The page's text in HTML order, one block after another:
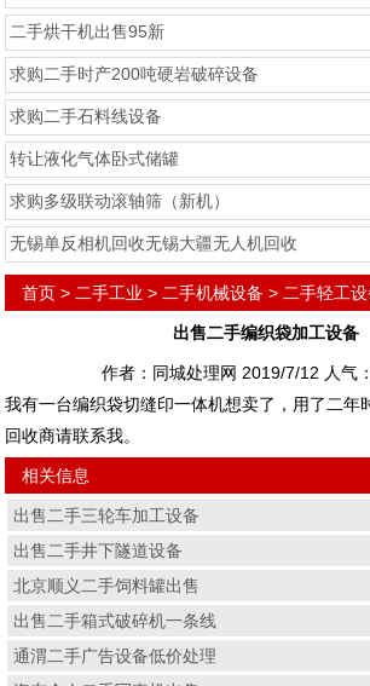
二手烘干机出售95新
求购二手时产200吨硬岩破碎设备
求购二手石料线设备
转让液化气体卧式储罐
求购多级联动滚轴筛（新机）
无锡单反相机回收无锡大疆无人机回收
首页 > 二手工业 > 二手机械设备 > 二手轻工
出售二手编织袋加工设备
作者：同城处理网 2019/7/12 人气
我有一台编织袋切缝印一体机想卖了，用了二年
回收商请联系我。
相关信息
出售二手三轮车加工设备
出售二手井下隧道设备
北京顺义二手饲料罐出售
出售二手箱式破碎机一条线
通渭二手广告设备低价处理